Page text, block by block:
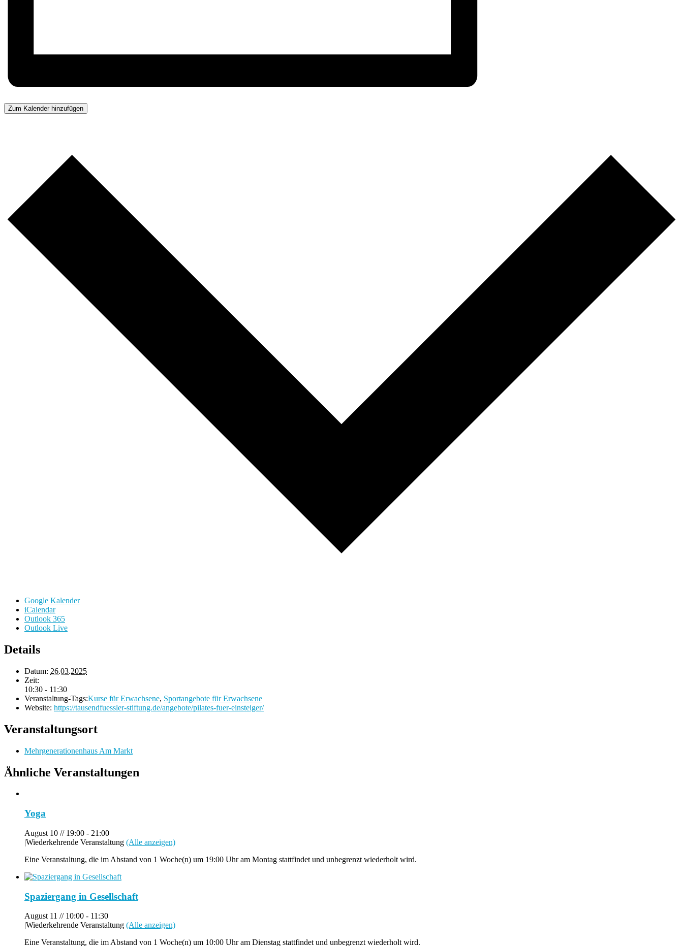
Zum Kalender hinzufügen
Google Kalender
iCalendar
Outlook 365
Outlook Live
Details
Datum: 26.03.2025
Zeit:
10:30 - 11:30
Veranstaltung-Tags:Kurse für Erwachsene, Sportangebote für Erwachsene
Website: https://tausendfuessler-stiftung.de/angebote/pilates-fuer-einsteiger/
Veranstaltungsort
Mehrgenerationenhaus Am Markt
Ähnliche Veranstaltungen
Yoga
August 10 // 19:00 - 21:00
|Wiederkehrende Veranstaltung (Alle anzeigen)
Eine Veranstaltung, die im Abstand von 1 Woche(n) um 19:00 Uhr am Montag stattfindet und unbegrenzt wiederholt wird.
Spaziergang in Gesellschaft
August 11 // 10:00 - 11:30
|Wiederkehrende Veranstaltung (Alle anzeigen)
Eine Veranstaltung, die im Abstand von 1 Woche(n) um 10:00 Uhr am Dienstag stattfindet und unbegrenzt wiederholt wird.